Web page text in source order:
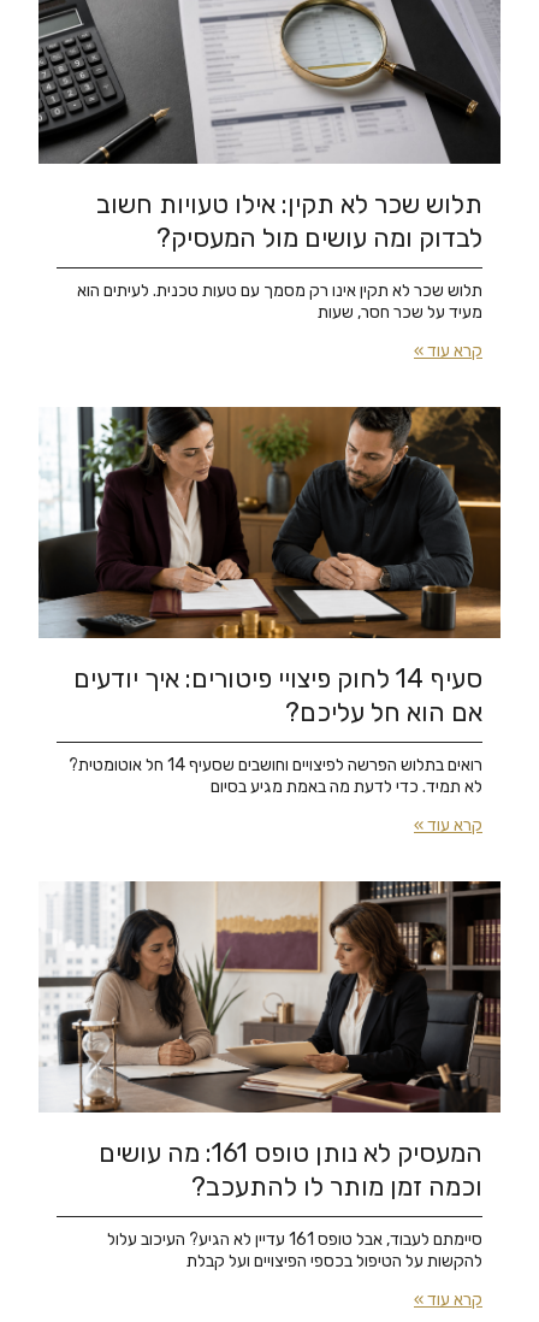
תלוש שכר לא תקין: אילו טעויות חשוב
לבדוק ומה עושים מול המעסיק?
תלוש שכר לא תקין אינו רק מסמך עם טעות טכנית. לעיתים הוא
מעיד על שכר חסר, שעות
קרא עוד »
סעיף 14 לחוק פיצויי פיטורים: איך יודעים
אם הוא חל עליכם?
רואים בתלוש הפרשה לפיצויים וחושבים שסעיף 14 חל אוטומטית?
לא תמיד. כדי לדעת מה באמת מגיע בסיום
קרא עוד »
המעסיק לא נותן טופס 161: מה עושים
וכמה זמן מותר לו להתעכב?
סיימתם לעבוד, אבל טופס 161 עדיין לא הגיע? העיכוב עלול
להקשות על הטיפול בכספי הפיצויים ועל קבלת
קרא עוד »